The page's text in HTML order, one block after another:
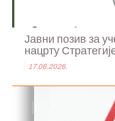
Јавни позив за
нацрту
17.06.2026.